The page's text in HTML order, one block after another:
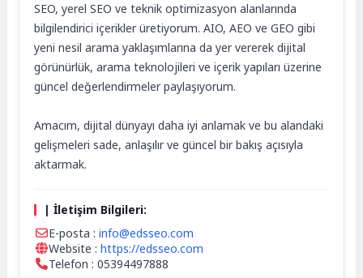
SEO, yerel SEO ve teknik optimizasyon alanlarında
bilgilendirici içerikler üretiyorum. AIO, AEO ve GEO gibi
yeni nesil arama yaklaşımlarına da yer vererek dijital
görünürlük, arama teknolojileri ve içerik yapıları üzerine
güncel değerlendirmeler paylaşıyorum.
Amacım, dijital dünyayı daha iyi anlamak ve bu alandaki
gelişmeleri sade, anlaşılır ve güncel bir bakış açısıyla
aktarmak.
| İletişim Bilgileri:
E-posta :info@edsseo.com
Website :https://edsseo.com
Telefon : 05394497888